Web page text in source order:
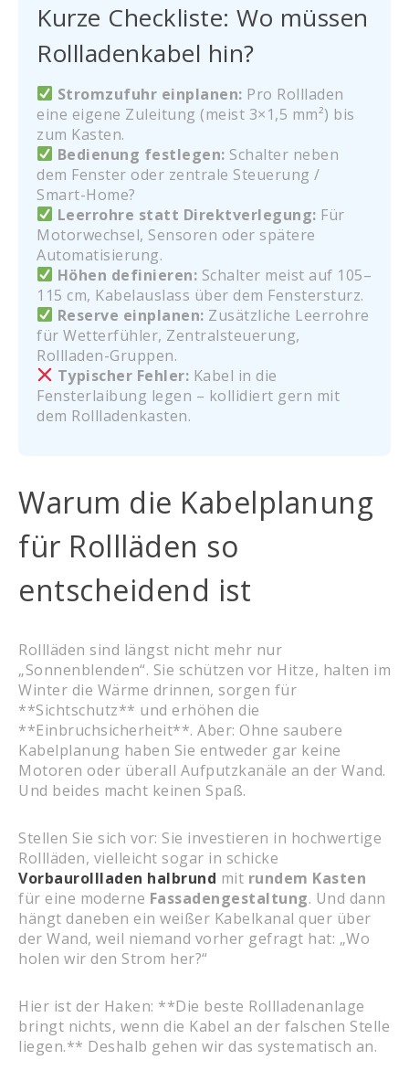
Kurze Checkliste: Wo müssen
Rollladenkabel hin?
Stromzufuhr einplanen: Pro Rollladen
eine eigene Zuleitung (meist 3×1,5 mm²) bis
zum Kasten.
Bedienung festlegen: Schalter neben
dem Fenster oder zentrale Steuerung /
Smart-Home?
Leerrohre statt Direktverlegung: Für
Motorwechsel, Sensoren oder spätere
Automatisierung.
Höhen definieren: Schalter meist auf 105–
115 cm, Kabelauslass über dem Fenstersturz.
Reserve einplanen: Zusätzliche Leerrohre
für Wetterfühler, Zentralsteuerung,
Rollladen-Gruppen.
Typischer Fehler: Kabel in die
Fensterlaibung legen – kollidiert gern mit
dem Rollladenkasten.
Warum die Kabelplanung
für Rollläden so
entscheidend ist
Rollläden sind längst nicht mehr nur
„Sonnenblenden“. Sie schützen vor Hitze, halten im
Winter die Wärme drinnen, sorgen für
**Sichtschutz** und erhöhen die
**Einbruchsicherheit**. Aber: Ohne saubere
Kabelplanung haben Sie entweder gar keine
Motoren oder überall Aufputzkanäle an der Wand.
Und beides macht keinen Spaß.
Stellen Sie sich vor: Sie investieren in hochwertige
Rollläden, vielleicht sogar in schicke
Vorbaurollladen halbrund mit rundem Kasten
für eine moderne Fassadengestaltung. Und dann
hängt daneben ein weißer Kabelkanal quer über
der Wand, weil niemand vorher gefragt hat: „Wo
holen wir den Strom her?“
Hier ist der Haken: **Die beste Rollladenanlage
bringt nichts, wenn die Kabel an der falschen Stelle
liegen.** Deshalb gehen wir das systematisch an.